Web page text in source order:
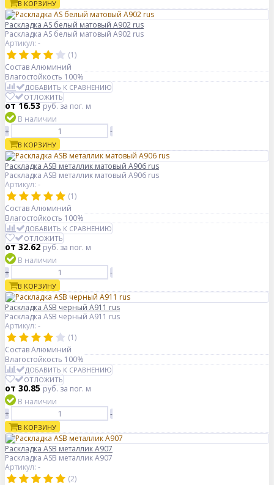
В КОРЗИНУ
Раскладка AS белый матовый A902 rus
Раскладка AS белый матовый A902 rus
Артикул: -
(1)
СоставАлюминий
Влагостойкость 100%
ДОБАВИТЬ К СРАВНЕНИЮ
ОТЛОЖИТЬ
от 16.53руб.за пог. м
В наличии
+
-
В КОРЗИНУ
Раскладка ASB металлик матовый А906 rus
Раскладка ASB металлик матовый А906 rus
Артикул: -
(1)
СоставАлюминий
Влагостойкость 100%
ДОБАВИТЬ К СРАВНЕНИЮ
ОТЛОЖИТЬ
от 32.62руб.за пог. м
В наличии
+
-
В КОРЗИНУ
Раскладка ASB черный А911 rus
Раскладка ASB черный А911 rus
Артикул: -
(1)
СоставАлюминий
Влагостойкость 100%
ДОБАВИТЬ К СРАВНЕНИЮ
ОТЛОЖИТЬ
от 30.85руб.за пог. м
В наличии
+
-
В КОРЗИНУ
Раскладка ASB металлик А907
Раскладка ASB металлик А907
Артикул: -
(2)